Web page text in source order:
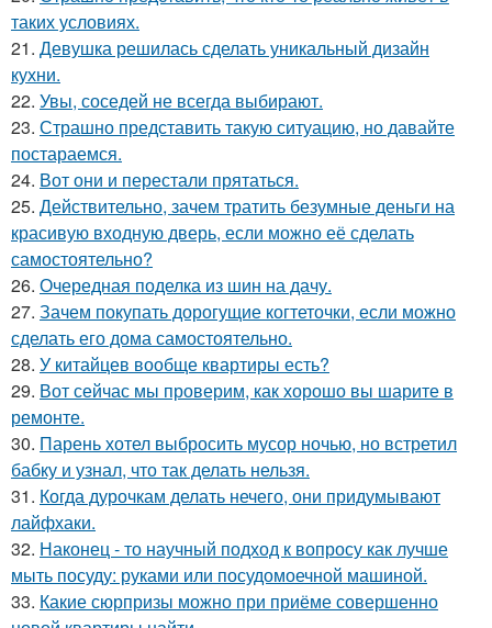
таких условиях.
21. Девушка решилась сделать уникальный дизайн
кухни.
22. Увы, соседей не всегда выбирают.
23. Страшно представить такую ситуацию, но давайте
постараемся.
24. Вот они и перестали прятаться.
25. Действительно, зачем тратить безумные деньги на
красивую входную дверь, если можно её сделать
самостоятельно?
26. Очередная поделка из шин на дачу.
27. Зачем покупать дорогущие когтеточки, если можно
сделать его дома самостоятельно.
28. У китайцев вообще квартиры есть?
29. Вот сейчас мы проверим, как хорошо вы шарите в
ремонте.
30. Парень хотел выбросить мусор ночью, но встретил
бабку и узнал, что так делать нельзя.
31. Когда дурочкам делать нечего, они придумывают
лайфхаки.
32. Наконец - то научный подход к вопросу как лучше
мыть посуду: руками или посудомоечной машиной.
33. Какие сюрпризы можно при приёме совершенно